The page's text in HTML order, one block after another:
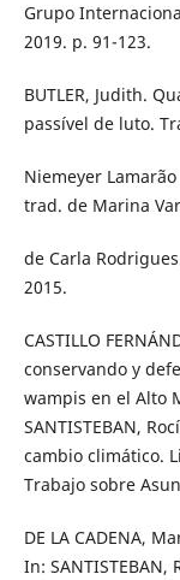
Grupo
2019. p. 91-123.
BUTLER, Judith.
passível de luto.
Niemeyer
trad. de Marina
de Carla
2015.
CASTILLO
conservando y
wampis en el Alto
SANTISTEBAN,
cambio climático.
Trabajo sobre
DE LA CADENA,
In: